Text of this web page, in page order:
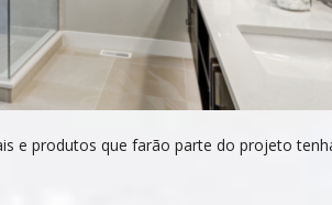
e produtos que farão parte do projeto